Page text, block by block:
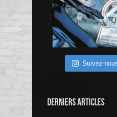
Suivez-
DERNIERS ARTICLES